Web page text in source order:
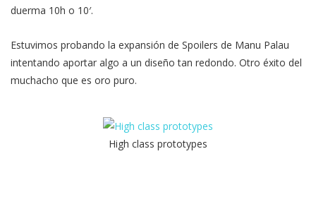
duerma 10h o 10′.
Estuvimos probando la expansión de Spoilers de Manu Palau
intentando aportar algo a un diseño tan redondo. Otro éxito del
muchacho que es oro puro.
High class prototypes